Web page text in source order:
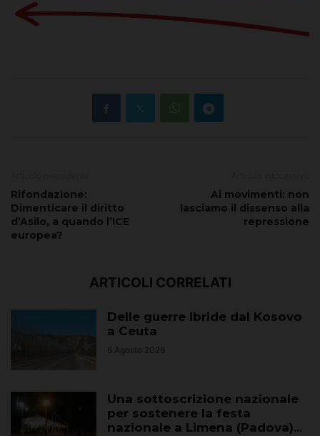
Rifondazione:
Dimenticare il diritto
d’Asilo, a quando l’ICE
europea?
Ai movimenti: non
lasciamo il dissenso alla
repressione
ARTICOLI CORRELATI
Delle guerre ibride dal Kosovo
a Ceuta
6 Agosto 2026
Una sottoscrizione nazionale
per sostenere la festa
nazionale a Limena (Padova)...